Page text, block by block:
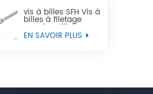
vis à billes SFH Vis à
billes à filetage
gauche utilisée
dans les machines-
outils à commande
EN SAVOIR PLUS